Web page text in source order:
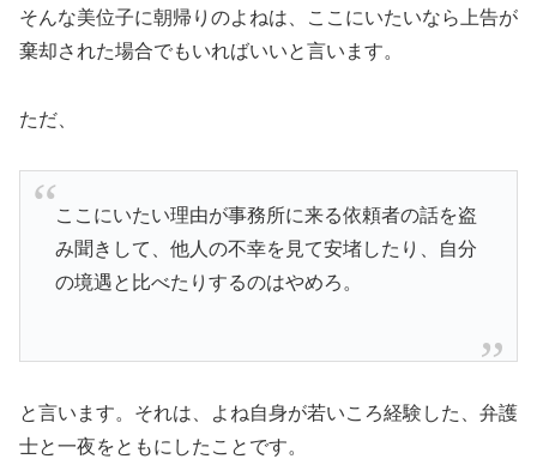
そんな美位子に朝帰りのよねは、ここにいたいなら上告が
棄却された場合でもいればいいと言います。
ただ、
ここにいたい理由が事務所に来る依頼者の話を盗
み聞きして、他人の不幸を見て安堵したり、自分
の境遇と比べたりするのはやめろ。
と言います。それは、よね自身が若いころ経験した、弁護
士と一夜をともにしたことです。